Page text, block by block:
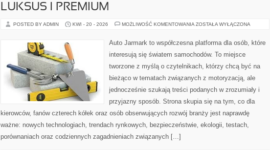
LUKSUS I PREMIUM
POSTED BY ADMIN KWI - 20 - 2026 MOŻLIWOŚĆ KOMENTOWANIA LUKSUS
ZOSTAŁA WYŁĄCZONA
Auto Jarmark to współczesna platforma dla osób, które
interesują się światem samochodów. To miejsce
tworzone z myślą o czytelnikach, którzy chcą być na
bieżąco w tematach związanych z motoryzacją, ale
jednocześnie szukają treści podanych w zrozumiały i
przyjazny sposób. Strona skupia się na tym, co dla
kierowców, fanów czterech kółek oraz osób obserwujących rozwój branży jest naprawdę
ważne: nowych technologiach, trendach rynkowych, bezpieczeństwie, ekologii, testach,
porównaniach oraz codziennych zagadnieniach związanych […]